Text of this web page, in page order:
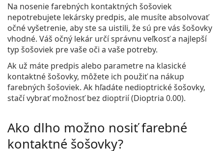
Na nosenie farebných kontaktných šošoviek
nepotrebujete lekársky predpis, ale musíte absolvovať
očné vyšetrenie, aby ste sa uistili, že sú pre vás šošovky
vhodné. Váš očný lekár určí správnu veľkosť a najlepší
typ šošoviek pre vaše oči a vaše potreby.
Ak už máte predpis alebo parametre na klasické
kontaktné šošovky, môžete ich použiť na nákup
farebných šošoviek. Ak hľadáte nedioptrické šošovky,
stačí vybrať možnosť bez dioptrií (Dioptria 0.00).
Ako dlho možno nosiť farebné
kontaktné šošovky?